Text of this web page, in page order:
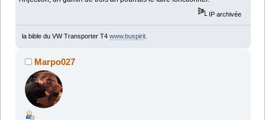
IP archivée
la bible du VW Transporter T4 www.buspirit.
Marpo027